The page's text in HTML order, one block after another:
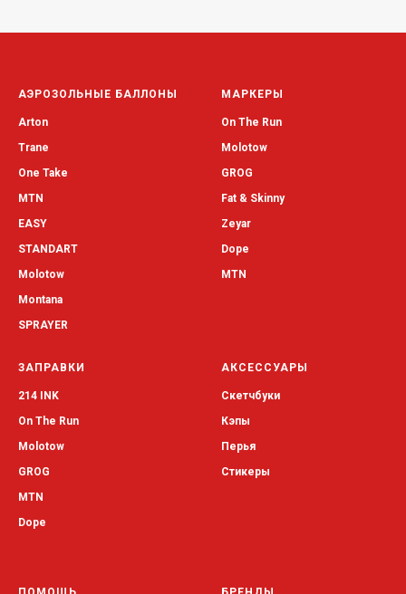
АЭРОЗОЛЬНЫЕ БАЛЛОНЫ
Arton
Trane
One Take
MTN
EASY
STANDART
Molotow
Montana
SPRAYER
МАРКЕРЫ
On The Run
Molotow
GROG
Fat & Skinny
Zeyar
Dope
MTN
ЗАПРАВКИ
214 INK
On The Run
Molotow
GROG
MTN
Dope
АКСЕССУАРЫ
Скетчбуки
Кэпы
Перья
Стикеры